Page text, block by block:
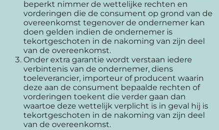
beperkt nimmer de wettelijke rechten en
vorderingen die de consument op grond van de
overeenkomst tegenover de ondernemer kan
doen gelden indien de ondernemer is
tekortgeschoten in de nakoming van zijn deel
van de overeenkomst.
Onder extra garantie wordt verstaan iedere
verbintenis van de ondernemer, diens
toeleverancier, importeur of producent waarin
deze aan de consument bepaalde rechten of
vorderingen toekent die verder gaan dan
waartoe deze wettelijk verplicht is in geval hij is
tekortgeschoten in de nakoming van zijn deel
van de overeenkomst.